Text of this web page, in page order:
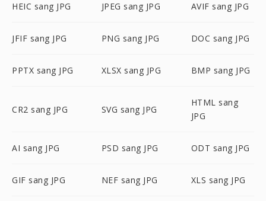
HEIC sang JPG JPEG sang JPG AVIF sang JPG
JFIF sang JPG PNG sang JPG DOC sang JPG
PPTX sang JPG XLSX sang JPG BMP sang JPG
CR2 sang JPG SVG sang JPG
HTML sang
JPG
AI sang JPG PSD sang JPG ODT sang JPG
GIF sang JPG NEF sang JPG XLS sang JPG